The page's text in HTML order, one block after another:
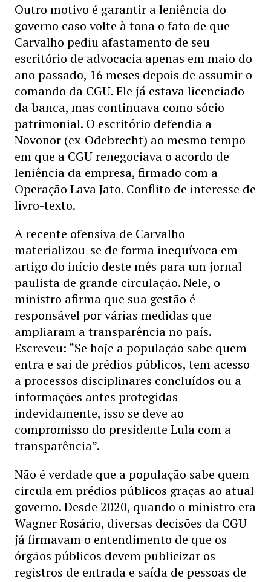
Outro motivo é garantir a leniência do
governo caso volte à tona o fato de que
Carvalho pediu afastamento de seu
escritório de advocacia apenas em maio do
ano passado, 16 meses depois de assumir o
comando da CGU. Ele já estava licenciado
da banca, mas continuava como sócio
patrimonial. O escritório defendia a
Novonor (ex-Odebrecht) ao mesmo tempo
em que a CGU renegociava o acordo de
leniência da empresa, firmado com a
Operação Lava Jato. Conflito de interesse de
livro-texto.
A recente ofensiva de Carvalho
materializou-se de forma inequívoca em
artigo do início deste mês para um jornal
paulista de grande circulação. Nele, o
ministro afirma que sua gestão é
responsável por várias medidas que
ampliaram a transparência no país.
Escreveu: “Se hoje a população sabe quem
entra e sai de prédios públicos, tem acesso
a processos disciplinares concluídos ou a
informações antes protegidas
indevidamente, isso se deve ao
compromisso do presidente Lula com a
transparência”.
Não é verdade que a população sabe quem
circula em prédios públicos graças ao atual
governo. Desde 2020, quando o ministro era
Wagner Rosário, diversas decisões da CGU
já firmavam o entendimento de que os
órgãos públicos devem publicizar os
registros de entrada e saída de pessoas de